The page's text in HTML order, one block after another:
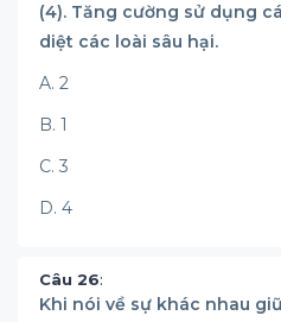
(4). Tăng cường sử dụng
diệt các loài sâu hại.
A. 2
B. 1
C. 3
D. 4
Câu 26:
Khi nói về sự khác nhau